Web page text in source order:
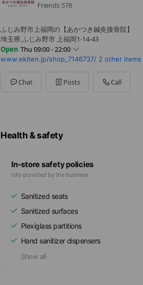
Friends 578
ふじみ野市上福岡の【あかつき鍼灸接骨院】
埼玉県 ふじみ野市 上福岡1-14-43
Open Thu 09:00 - 22:00
Sun09:00 - 12:00,14:00 - 18:00
Tue09:00 - 22:00
www.ekiten.jp/shop_7146737/ 2 other items
Chat Posts Call
Health & safety
In-store safety policies
Info provided by the business
Sanitized seats
Sanitized surfaces
Plexiglass partitions
Hand sanitizer dispensers
Show all